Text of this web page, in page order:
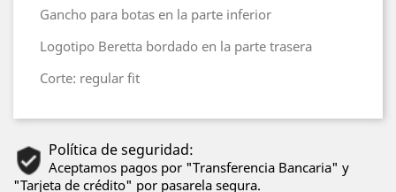
Gancho para botas en la parte inferior
Logotipo Beretta bordado en la parte trasera
Corte: regular fit
Política de seguridad:
Aceptamos pagos por "Transferencia Bancaria" y
"Tarjeta de crédito" por pasarela segura.